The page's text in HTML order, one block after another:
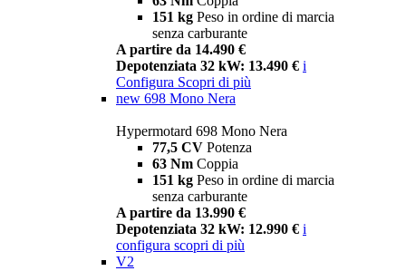
151 kg Peso in ordine di marcia
senza carburante
A partire da 14.490 €
Depotenziata 32 kW: 13.490 € i
Configura Scopri di più
new 698 Mono Nera
Hypermotard 698 Mono Nera
77,5 CV Potenza
63 Nm Coppia
151 kg Peso in ordine di marcia
senza carburante
A partire da 13.990 €
Depotenziata 32 kW: 12.990 € i
configura scopri di più
V2